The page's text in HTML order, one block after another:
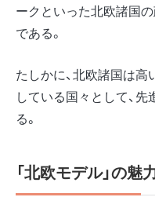
ークといった北欧諸国
である。
たしかに、北欧諸国は
している国々として、
る。
「北欧モデル」の魅